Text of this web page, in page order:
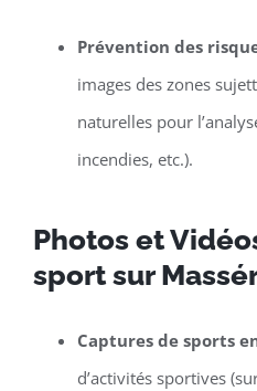
Prévention des
images des zones
naturelles pour
incendies, etc.).
Photos et
sport sur
Captures de sports
d’activités sportives